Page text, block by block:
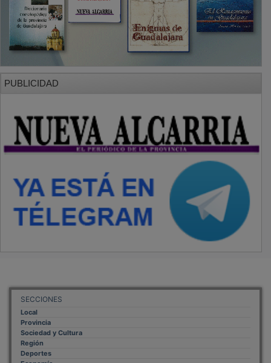
PUBLICIDAD
Local
Sociedad y Cultura
Región
Deportes
Economía
Opinión